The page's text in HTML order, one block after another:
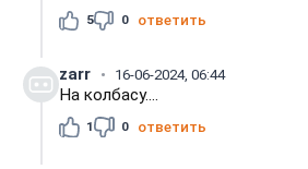
5 0 ответить
zarr 16-06-2024, 06:44
На колбасу....
1 0 ответить